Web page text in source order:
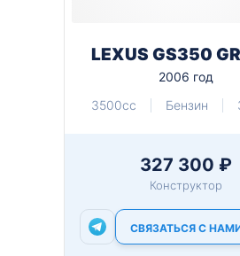
LEXUS GS350
2006 год
3500cc
Бензин
327 300 ₽
Конструктор
СВЯЗАТЬСЯ С